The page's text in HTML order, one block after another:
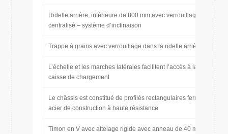
Ridelle arrière, inférieure de 800 mm avec verrouillage
centralisé – système d’inclinaison
Trappe à grains avec verrouillage dans la ridelle arrière
L’échelle et les marches latérales facilitent l’accès à la
caisse de chargement
Le châssis est constitué de profilés rectangulaires fermés en
acier de construction à haute résistance
Timon en V avec attelage rigide avec anneau de 40 mm